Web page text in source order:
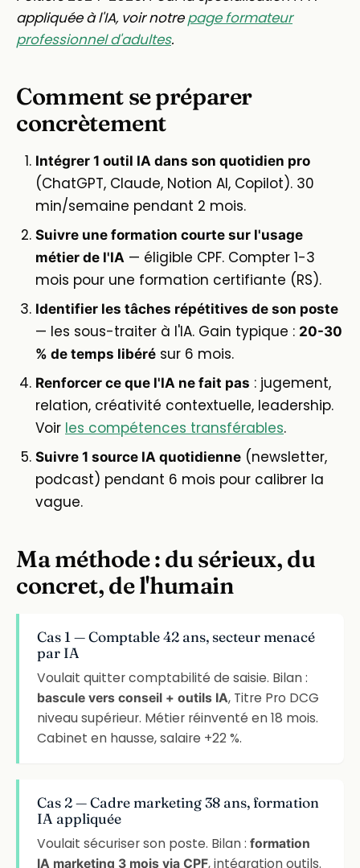
appliquée à l'IA, voir notrepage formateur
professionnel d'adultes.
Comment se préparer
concrètement
Intégrer 1 outil IA dans son quotidien pro
(ChatGPT, Claude, Notion AI, Copilot). 30
min/semaine pendant 2 mois.
Suivre une formation courte sur l'usage
métier de l'IA — éligible CPF. Compter 1-3
mois pour une formation certifiante (RS).
Identifier les tâches répétitives de son poste
— les sous-traiter à l'IA. Gain typique : 20-30
% de temps libéré sur 6 mois.
Renforcer ce que l'IA ne fait pas : jugement,
relation, créativité contextuelle, leadership.
Voir les compétences transférables.
Suivre 1 source IA quotidienne (newsletter,
podcast) pendant 6 mois pour calibrer la
vague.
Ma méthode : du sérieux, du
concret, de l'humain
Cas 1 — Comptable 42 ans, secteur menacé
par IA
Voulait quitter comptabilité de saisie. Bilan :
bascule vers conseil + outils IA, Titre Pro DCG
niveau supérieur. Métier réinventé en 18 mois.
Cabinet en hausse, salaire +22 %.
Cas 2 — Cadre marketing 38 ans, formation
IA appliquée
Voulait sécuriser son poste. Bilan :formation
IA marketing 3 mois via CPF, intégration outils.